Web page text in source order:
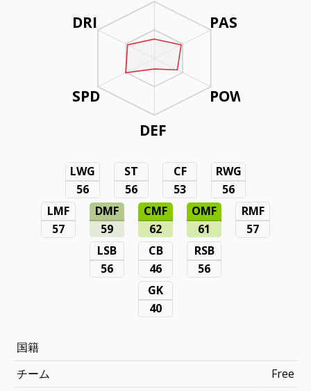
PAS
POW
DEF
DRI
SPD
LWG
56
ST
56
CF
53
RWG
56
LMF
57
DMF
59
CMF
62
OMF
61
RMF
57
LSB
56
CB
46
RSB
56
GK
40
国籍
チーム
Free